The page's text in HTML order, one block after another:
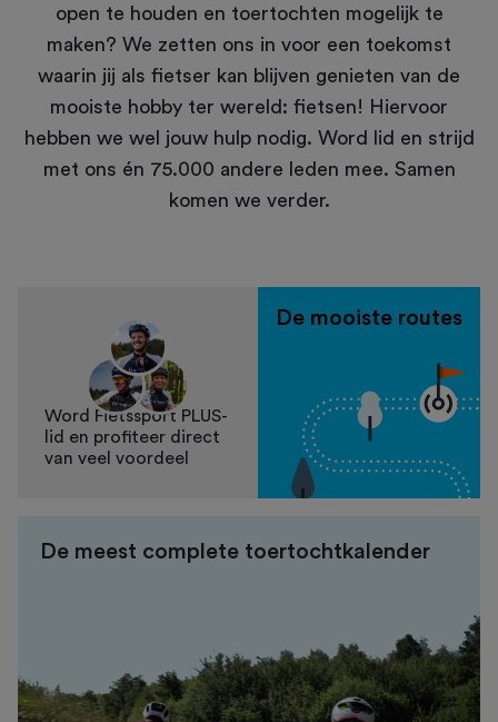
open te houden en toertochten mogelijk te
maken? We zetten ons in voor een toekomst
waarin jij als fietser kan blijven genieten van de
mooiste hobby ter wereld: fietsen! Hiervoor
hebben we wel jouw hulp nodig. Word lid en strijd
met ons én 75.000 andere leden mee. Samen
komen we verder.
Word Fietssport PLUS-
lid en profiteer direct
van veel voordeel
De mooiste routes
De meest complete toertochtkalender